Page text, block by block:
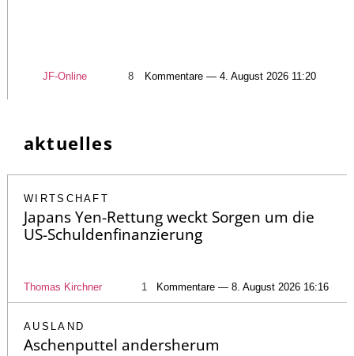
JF-Online 8 Kommentare — 4. August 2026 11:20
aktuelles
WIRTSCHAFT
Japans Yen-Rettung weckt Sorgen um die
US-Schuldenfinanzierung
Thomas Kirchner 1 Kommentare — 8. August 2026 16:16
AUSLAND
Aschenputtel andersherum